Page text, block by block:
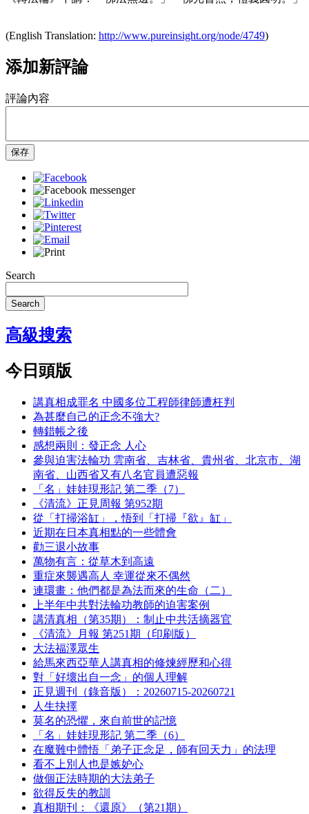
(English Translation: http://www.pureinsight.org/node/4749)
添加新評論
評論內容
保存
Search
Search
高級搜索
今日頭版
講真相成罪名 中國多位工程師律師遭枉判
為甚麼自己的正念不強大?
轉錯帳之後
感想兩則：發正念 人心
參與迫害法輪功 雲南省、吉林省、貴州省、北京市、湖
南省、山西省又有八名官員遭惡報
「名」娃娃現形記 第二季（7）
《清流》正見周報 第952期
從「打掃浴缸」，悟到「打掃『欲』缸」
近期在日本真相點的一些體會
勸三退小故事
萬物有言：從草木到高遠
重症來襲遇高人 幸運從來不偶然
連環畫：他們都是為法而來的生命（二）
上半年中共對法輪功教師的迫害案例
講清真相（第35期）：制止中共活摘器官
《清流》月報 第251期（印刷版）
大法福澤眾生
給馬來西亞華人講真相的修煉經歷和心得
對「好壞出自一念」的個人理解
正見週刊（錄音版）：20260715-20260721
人生抉擇
莫名的恐懼，來自前世的記憶
「名」娃娃現形記 第二季（6）
在魔難中體悟「弟子正念足，師有回天力」的法理
看不上別人也是嫉妒心
做個正法時期的大法弟子
欲得反失的教訓
真相期刊：《還原》（第21期）